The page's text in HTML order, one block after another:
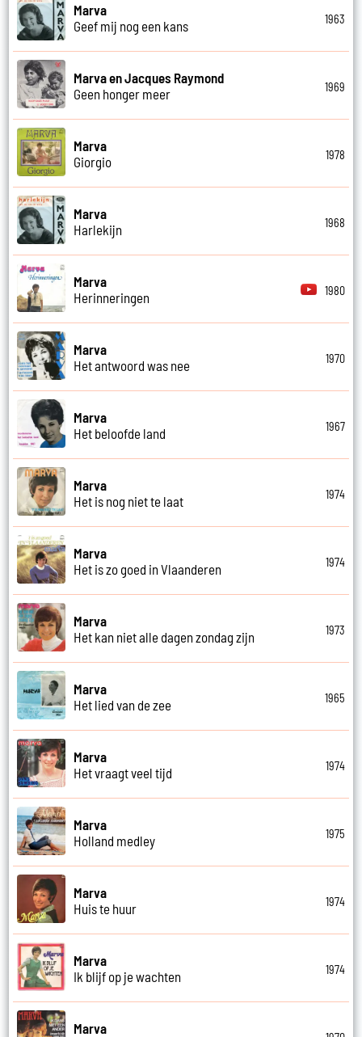
Marva
Geef mij nog een kans
1963
Marva en Jacques Raymond
Geen honger meer
1969
Marva
Giorgio
1978
Marva
Harlekijn
1968
Marva
Herinneringen
1980
Marva
Het antwoord was nee
1970
Marva
Het beloofde land
1967
Marva
Het is nog niet te laat
1974
Marva
Het is zo goed in Vlaanderen
1974
Marva
Het kan niet alle dagen zondag zijn
1973
Marva
Het lied van de zee
1965
Marva
Het vraagt veel tijd
1974
Marva
Holland medley
1975
Marva
Huis te huur
1974
Marva
Ik blijf op je wachten
1974
Marva